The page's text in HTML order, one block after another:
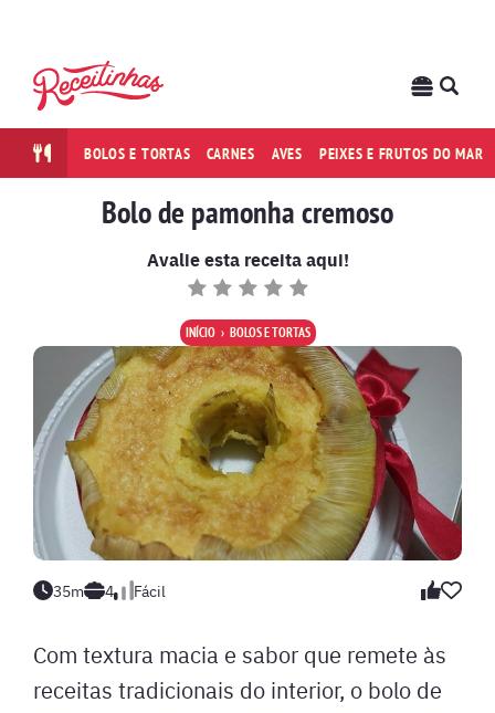
BOLOS E TORTAS CARNES AVES PEIXES E FRUTOS DO MAR
Bolo de pamonha cremoso
Avalie esta receita aqui!
INÍCIO BOLOS E TORTAS
35m 4 Fácil
Com textura macia e sabor que remete às
receitas tradicionais do interior, o bolo de